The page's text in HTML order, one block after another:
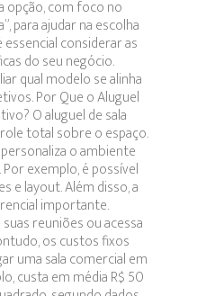
opção, com foco no
para ajudar na escolha
considerar as
do seu negócio.
qual modelo se alinha
Por Que o Aluguel
O aluguel de sala
total sobre o espaço.
o ambiente
exemplo, é possível
e layout. Além disso, a
importante.
reuniões ou acessa
os custos fixos
uma sala comercial em
custa em média R$ 50